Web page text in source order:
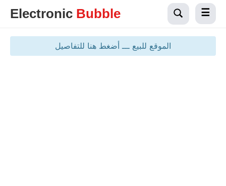
Electronic Bubble
الموقع للبيع ـــ أضغط هنا للتفاصيل